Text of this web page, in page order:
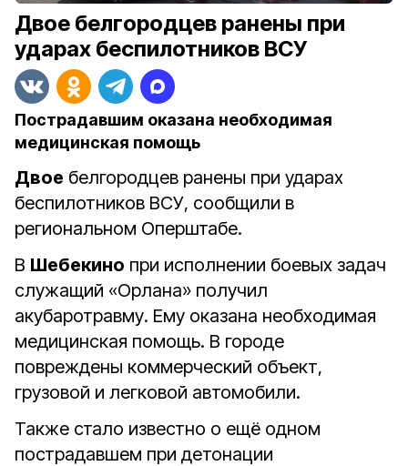
Двое белгородцев ранены при
ударах беспилотников ВСУ
Пострадавшим оказана необходимая
медицинская помощь
Двое белгородцев ранены при ударах
беспилотников ВСУ, сообщили в
региональном Оперштабе.
В Шебекино при исполнении боевых задач
служащий «Орлана» получил
акубаротравму. Ему оказана необходимая
медицинская помощь. В городе
повреждены коммерческий объект,
грузовой и легковой автомобили.
Также стало известно о ещё одном
пострадавшем при детонации